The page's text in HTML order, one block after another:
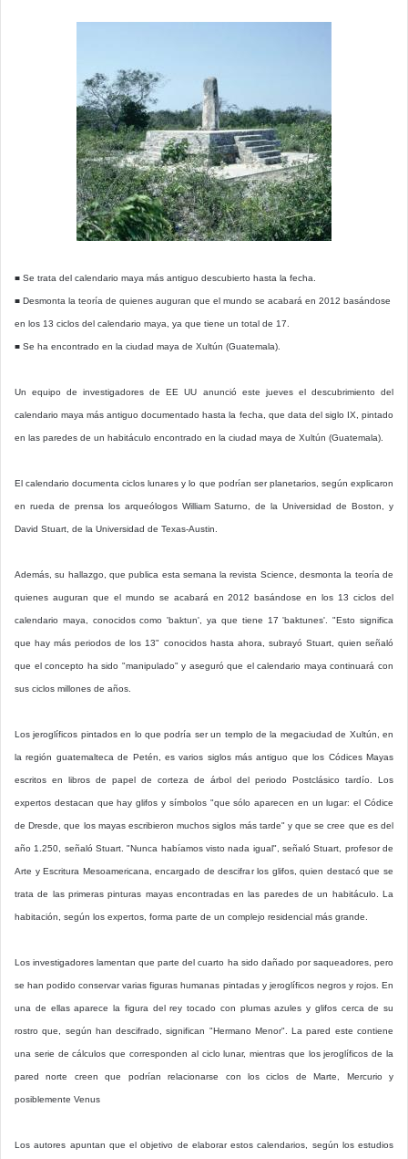
■ Se trata del calendario maya más antiguo descubierto hasta la fecha.
■ Desmonta la teoría de quienes auguran que el mundo se acabará en 2012 basándose
en los 13 ciclos del calendario maya, ya que tiene un total de 17.
■ Se ha encontrado en la ciudad maya de Xultún (Guatemala).
Un equipo de investigadores de EE UU anunció este jueves el descubrimiento del
calendario maya más antiguo documentado hasta la fecha, que data del siglo IX, pintado
en las paredes de un habitáculo encontrado en la ciudad maya de Xultún (Guatemala).
El calendario documenta ciclos lunares y lo que podrían ser planetarios, según explicaron
en rueda de prensa los arqueólogos William Saturno, de la Universidad de Boston, y
David Stuart, de la Universidad de Texas-Austin.
Además, su hallazgo, que publica esta semana la revista Science, desmonta la teoría de
quienes auguran que el mundo se acabará en 2012 basándose en los 13 ciclos del
calendario maya, conocidos como 'baktun', ya que tiene 17 'baktunes'. "Esto significa
que hay más periodos de los 13" conocidos hasta ahora, subrayó Stuart, quien señaló
que el concepto ha sido "manipulado" y aseguró que el calendario maya continuará con
sus ciclos millones de años.
Los jeroglíficos pintados en lo que podría ser un templo de la megaciudad de Xultún, en
la región guatemalteca de Petén, es varios siglos más antiguo que los Códices Mayas
escritos en libros de papel de corteza de árbol del periodo Postclásico tardío. Los
expertos destacan que hay glifos y símbolos "que sólo aparecen en un lugar: el Códice
de Dresde, que los mayas escribieron muchos siglos más tarde" y que se cree que es del
año 1.250, señaló Stuart. "Nunca habíamos visto nada igual", señaló Stuart, profesor de
Arte y Escritura Mesoamericana, encargado de descifrar los glifos, quien destacó que se
trata de las primeras pinturas mayas encontradas en las paredes de un habitáculo. La
habitación, según los expertos, forma parte de un complejo residencial más grande.
Los investigadores lamentan que parte del cuarto ha sido dañado por saqueadores, pero
se han podido conservar varias figuras humanas pintadas y jeroglíficos negros y rojos. En
una de ellas aparece la figura del rey tocado con plumas azules y glifos cerca de su
rostro que, según han descifrado, significan "Hermano Menor". La pared este contiene
una serie de cálculos que corresponden al ciclo lunar, mientras que los jeroglíficos de la
pared norte creen que podrían relacionarse con los ciclos de Marte, Mercurio y
posiblemente Venus
Los autores apuntan que el objetivo de elaborar estos calendarios, según los estudios